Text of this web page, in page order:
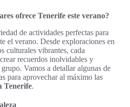
ofrece Tenerife este verano?
de actividades perfectas para
el verano. Desde exploraciones en
culturales vibrantes, cada
recuerdos inolvidables y
Vamos a detallar algunas de
para aprovechar al máximo las
Tenerife.